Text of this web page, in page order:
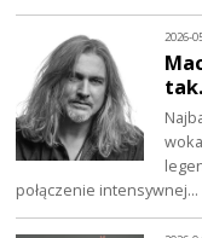
2026-
połączenie intensywnej…